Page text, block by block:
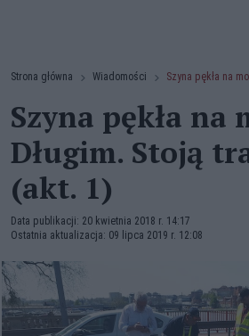
Strona główna Wiadomości Szyna pękła na
Szyna pękła na
Długim. Stoją
(akt. 1)
Data publikacji: 20 kwietnia 2018 r. 14:17
Ostatnia aktualizacja: 09 lipca 2019 r. 12:08